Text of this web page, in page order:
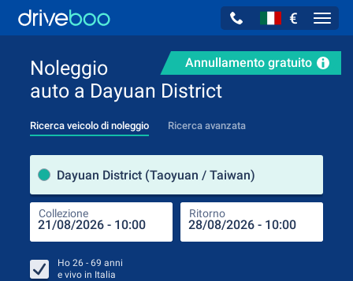
€
Annullamento gratuito
Noleggio
auto a Dayuan District
Ricerca veicolo di noleggio Ricerca avanzata
Dayuan District (Taoyuan / Taiwan)
Collezione Ritorno
Ho 26 - 69 anni
e vivo in Italia